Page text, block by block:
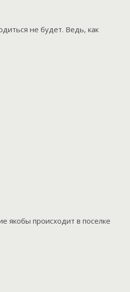
не будет. Ведь, как
якобы происходит в поселке